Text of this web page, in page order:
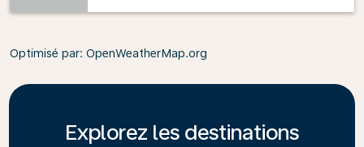
Optimisé par: OpenWeatherMap.org
Explorez les destinations